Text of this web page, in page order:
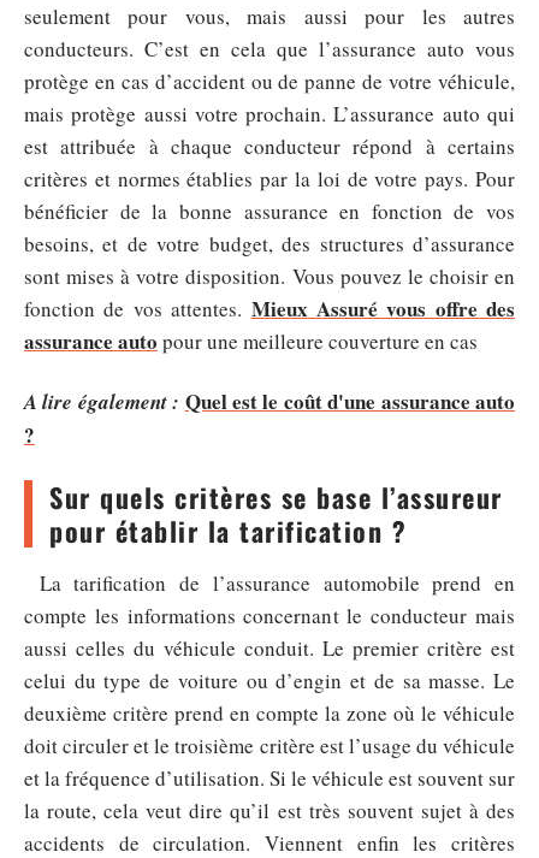
seulement pour vous, mais aussi pour les autres
conducteurs. C’est en cela que l’assurance auto vous
protège en cas d’accident ou de panne de votre véhicule,
mais protège aussi votre prochain. L’assurance auto qui
est attribuée à chaque conducteur répond à certains
critères et normes établies par la loi de votre pays. Pour
bénéficier de la bonne assurance en fonction de vos
besoins, et de votre budget, des structures d’assurance
sont mises à votre disposition. Vous pouvez le choisir en
fonction de vos attentes. Mieux Assuré vous offre des
assurance auto pour une meilleure couverture en cas
A lire également : Quel est le coût d'une assurance auto
?
Sur quels critères se base l’assureur
pour établir la tarification ?
La tarification de l’assurance automobile prend en
compte les informations concernant le conducteur mais
aussi celles du véhicule conduit. Le premier critère est
celui du type de voiture ou d’engin et de sa masse. Le
deuxième critère prend en compte la zone où le véhicule
doit circuler et le troisième critère est l’usage du véhicule
et la fréquence d’utilisation. Si le véhicule est souvent sur
la route, cela veut dire qu’il est très souvent sujet à des
accidents de circulation. Viennent enfin les critères